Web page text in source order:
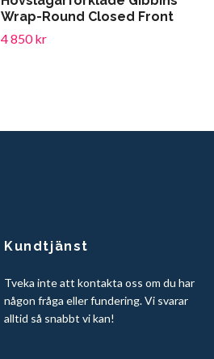
Wrap-Round Closed Front
4 850 kr
Kundtjänst
Tveka inte att kontakta oss om du har
någon fråga eller fundering. Vi svarar
alltid så snabbt vi kan!